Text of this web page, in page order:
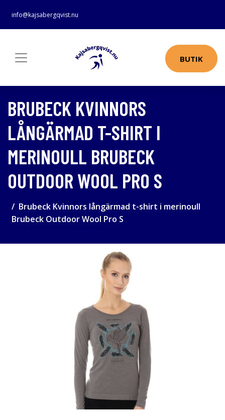
info@kajsabergqvist.nu
BUTIK
BRUBECK KVINNORS
LÅNGÄRMAD T-SHIRT I
MERINOULL BRUBECK
OUTDOOR WOOL PRO S
Brubeck Kvinnors långärmad t-shirt i merinoull
Brubeck Outdoor Wool Pro S